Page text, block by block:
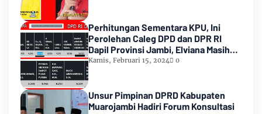
Perhitungan Sementara KPU, Ini
Perolehan Caleg DPD dan DPR RI
Dapil Provinsi Jambi, Elviana Masih
Urutan Kedua Teratas
Kamis, Februari 15, 2024 0
Unsur Pimpinan DPRD Kabupaten
Muarojambi Hadiri Forum Konsultasi